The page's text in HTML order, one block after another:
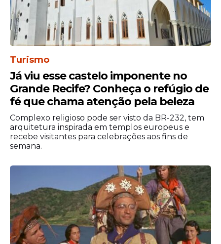
Conhecido por unir música, teatro popular
e elementos da cultura regional, o cortejo
costuma atrair grande público e é
considerado uma das atrações mais
aguardadas do período junino.
A combinação entre Copa do Mundo eSão
Joãocria um cenário especial para a
cidade, reunindo duas das maiores paixões
dos brasileiros em um único fim de
semana.
Confira a programação
Sábado (13)
Transmissão de Brasil x Marrocos na
Arena Olinda
Festival de Inverno de Olinda
Turismo
Já viu esse castelo imponente no
Grande Recife? Conheça o refúgio de
fé que chama atenção pela beleza
Complexo religioso pode ser visto da BR-232, tem
arquitetura inspirada em templos europeus e
recebe visitantes para celebrações aos fins de
semana.